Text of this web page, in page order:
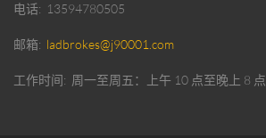
电话 13594780505
邮箱 ladbrokes@j90001.com
工作时间 周一至周五：上午 10 点至晚上 8 点